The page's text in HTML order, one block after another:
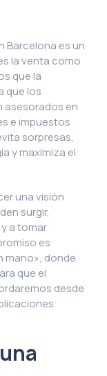
Barcelona es un
la venta como
que la
que los
asesorados en
e impuestos
sorpresas,
y maximiza el
una visión
surgir,
a tomar
es
mano», donde
que el
desde